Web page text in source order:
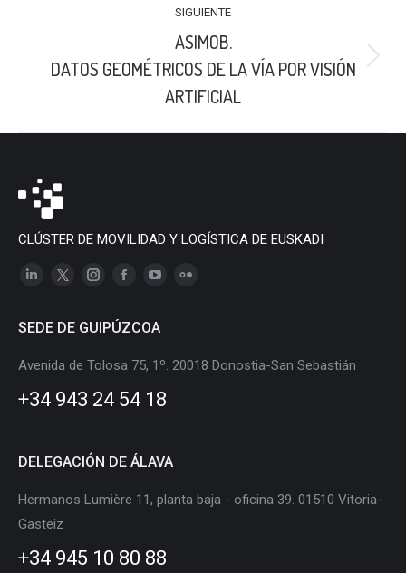
SIGUIENTE
Publicación
ASIMOB.
DATOS GEOMÉTRICOS DE LA VÍA POR VISIÓN
ARTIFICIAL
CLÚSTER DE MOVILIDAD Y LOGÍSTICA DE EUSKADI
Linkedin
opens
window
X
opens
window
Instagram
opens
in
window
opens
in
window
opens
in
window
in
SEDE DE GUIPÚZCOA
Avenida de Tolosa 75, 1º. 20018 Donostia-San Sebastián
+34 943 24 54 18
DELEGACIÓN DE ÁLAVA
Hermanos Lumière 11, planta baja - oficina 39. 01510 Vitoria-
Gasteiz
+34 945 10 80 88